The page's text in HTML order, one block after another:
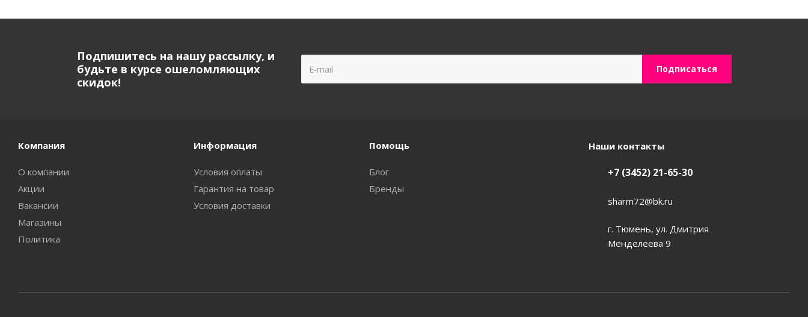
Подпишитесь на нашу рассылку, и
будьте в курсе ошеломляющих
скидок!
Компания
О компании
Акции
Вакансии
Магазины
Политика
Информация
Условия оплаты
Гарантия на товар
Условия доставки
Помощь
Блог
Бренды
Наши контакты
+7 (3452) 21-65-30
sharm72@bk.ru
г. Тюмень, ул. Дмитрия
Менделеева 9